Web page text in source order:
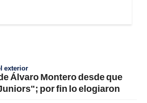
exterior
Álvaro Montero desde que
por fin lo elogiaron